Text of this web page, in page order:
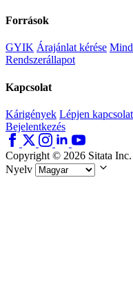
Források
GYIK Árajánlat kérése
Rendszerállapot
Kapcsolat
Kárigények Lépjen
Bejelentkezés
Copyright © 2026 Sitata
Nyelv